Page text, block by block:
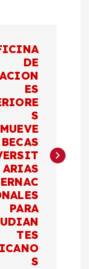
DE
ES
S
BECAS
ARIAS
PARA
TES
S